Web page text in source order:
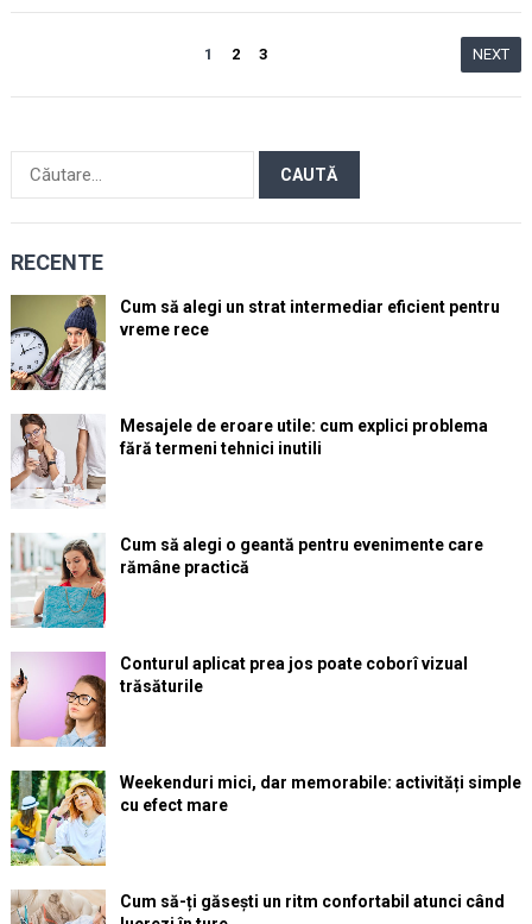
1 2 3 NEXT
Caută
după:
RECENTE
Cum să alegi un strat intermediar eficient pentru
vreme rece
Mesajele de eroare utile: cum explici problema
fără termeni tehnici inutili
Cum să alegi o geantă pentru evenimente care
rămâne practică
Conturul aplicat prea jos poate coborî vizual
trăsăturile
Weekenduri mici, dar memorabile: activități simple
cu efect mare
Cum să-ți găsești un ritm confortabil atunci când